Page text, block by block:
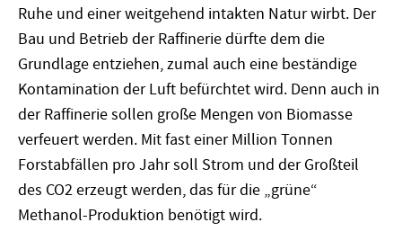
Ruhe und einer weitgehend intakten Natur wirbt. Der
Bau und Betrieb der Raffinerie dürfte dem die
Grundlage entziehen, zumal auch eine beständige
Kontamination der Luft befürchtet wird. Denn auch in
der Raffinerie sollen große Mengen von Biomasse
verfeuert werden. Mit fast einer Million Tonnen
Forstabfällen pro Jahr soll Strom und der Großteil
des CO2 erzeugt werden, das für die „grüne“
Methanol-Produktion benötigt wird.